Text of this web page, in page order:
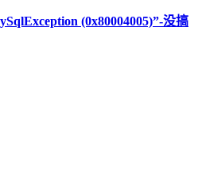
(0x80004005)”-没搞